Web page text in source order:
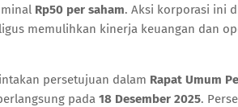
Rp50 per saham. Aksi korporasi ini
memulihkan kinerja keuangan dan
persetujuan dalam Rapat Umum
pada 18 Desember 2025.